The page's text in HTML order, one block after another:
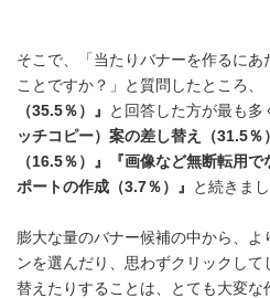
そこで、「当たりバナーを作るに
ことですか？」と質問したところ、
（35.5％）』 と回答した方が最も多
ッチコピー）案の差し替え（31.5％
（16.5％）』『画像など無断転用で
ポートの作成（3.7％）』 と続きまし
膨大な量のバナー候補の中から、
ンを選んだり、思わずクリックし
替えたりすることは、とても大変な